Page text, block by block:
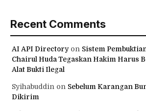
Recent Comments
AI API Directoryon Sistem
Chairul Huda Tegaskan Hakim Harus
Alat Bukti Ilegal
Syihabuddin on Sebelum Karangan
Dikirim